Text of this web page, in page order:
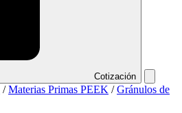
Cotización
/Materias Primas PEEK /Gránulos de